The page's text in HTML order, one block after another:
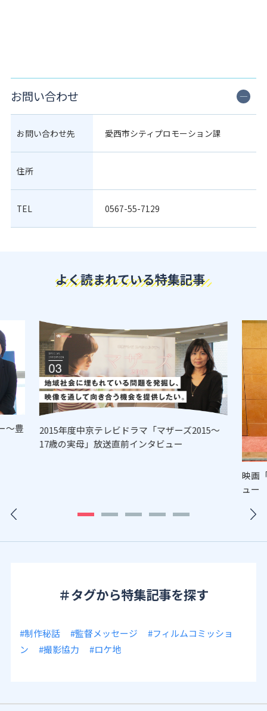
お問い合わせ
お問い合わせ先 愛西市シティプロモーション課
住所
TEL 0567-55-7129
よく読まれている特集記事
～豊
2015年度中京テレビドラマ「マザーズ2015～
17歳の実母」放送直前インタビュー
映画
ュー
＃タグから特集記事を探す
#制作秘話 #監督メッセージ
#フィルムコミッショ
ン
#撮影協力 #ロケ地